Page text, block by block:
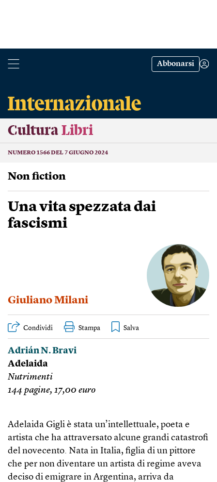
Abbonarsi
Cultura Libri
NUMERO 1566 DEL 7 GIUGNO 2024
Non fiction
Una vita spezzata dai
fascismi
Giuliano Milani
Condividi Stampa
Adrián N. Bravi
Adelaida
Nutrimenti
144 pagine, 17,00 euro
Adelaida Gigli è stata un’intellettuale, poeta e
artista che ha attraversato alcune grandi catastrofi
del novecento. Nata in Italia, figlia di un pittore
che per non diventare un artista di regime aveva
deciso di emigrare in Argentina, arriva da